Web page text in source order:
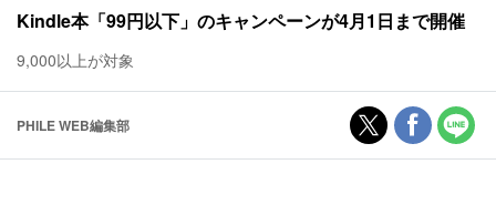
Kindle本「99円以下」のキャンペーンが4月1日まで開催
9,000以上が対象
PHILE WEB編集部